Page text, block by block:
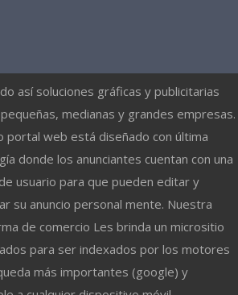
así soluciones gráficas y publicitarias
medianas y grandes empresas.
portal web está diseñado con última
donde los anunciantes cuentan con una
usuario para que pueden editar y
su anuncio personal mente. Nuestra
de comercio Les brinda un micrositio
para ser indexados por los motores
más importantes (google) y